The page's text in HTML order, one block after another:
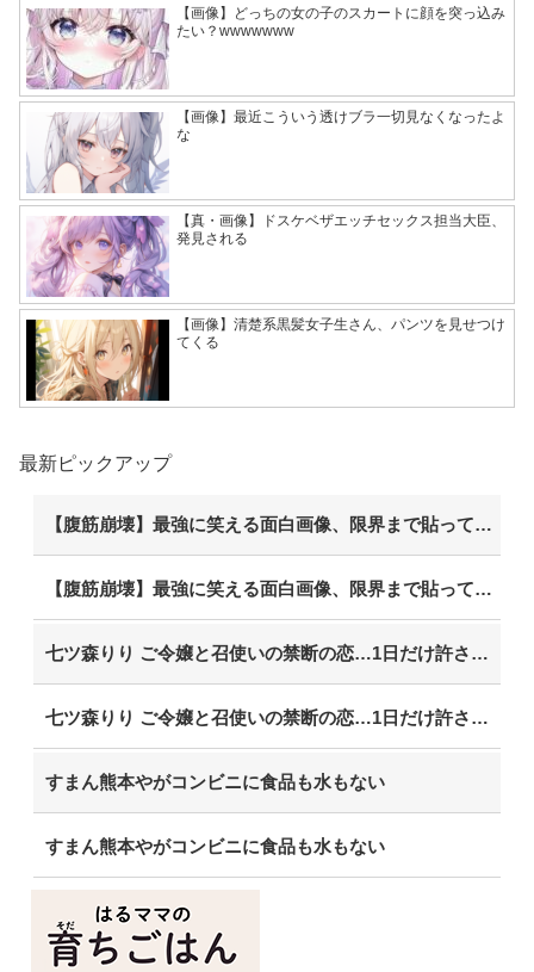
【画像】どっちの女の子のスカートに顔を突っ込み
たい？wwwwwww
【画像】最近こういう透けブラ一切見なくなったよ
な
【真・画像】ドスケベザエッチセックス担当大臣、
発見される
【画像】清楚系黒髪女子生さん、パンツを見せつけ
てくる
最新ピックアップ
【腹筋崩壊】最強に笑える面白画像、限界まで貼っていけｗｗｗ
【腹筋崩壊】最強に笑える面白画像、限界まで貼っていけｗｗｗ
七ツ森りり ご令嬢と召使いの禁断の恋…1日だけ許された夫婦としての時間をひたすら愛し合う。
七ツ森りり ご令嬢と召使いの禁断の恋…1日だけ許された夫婦としての時間をひたすら愛し合う。
すまん熊本やがコンビニに食品も水もない
すまん熊本やがコンビニに食品も水もない